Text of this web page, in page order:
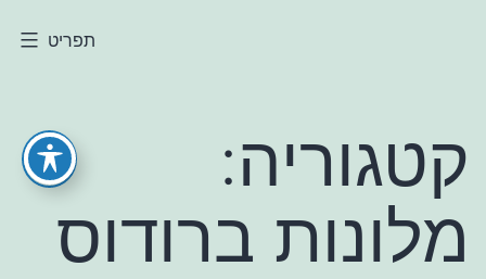
תפריט
קטגוריה:
מלונות ברודוס